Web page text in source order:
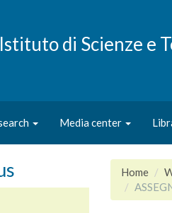
Istituto di Scienze e
Media center
Home